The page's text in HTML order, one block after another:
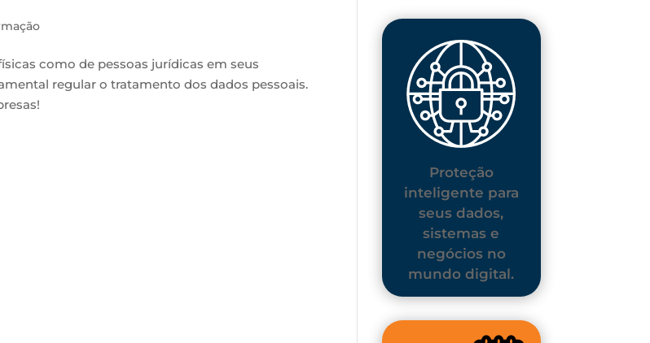
como de pessoas jurídicas em seus
regular o tratamento dos dados pessoais.
Proteção
inteligente para
seus dados,
sistemas e
negócios no
mundo digital.